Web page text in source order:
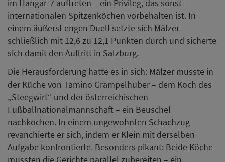
im Hangar-7 auftreten – ein Privileg, das sonst
internationalen Spitzenköchen vorbehalten ist. In
einem äußerst engen Duell setzte sich Mälzer
schließlich mit 12,6 zu 12,1 Punkten durch und sicherte
sich damit den Auftritt in Salzburg.
Die Herausforderung hatte es in sich: Mälzer musste in
der Küche von Tamino Grampelhuber – dem Koch des
„Steegwirt“ und der österreichischen
Fußballnationalmannschaft – ein Beuschel
nachkochen. In einem ungewohnten Schachzug
revanchierte er sich, indem er Klein mit derselben
Aufgabe konfrontierte. Besonders pikant: Beide Köche